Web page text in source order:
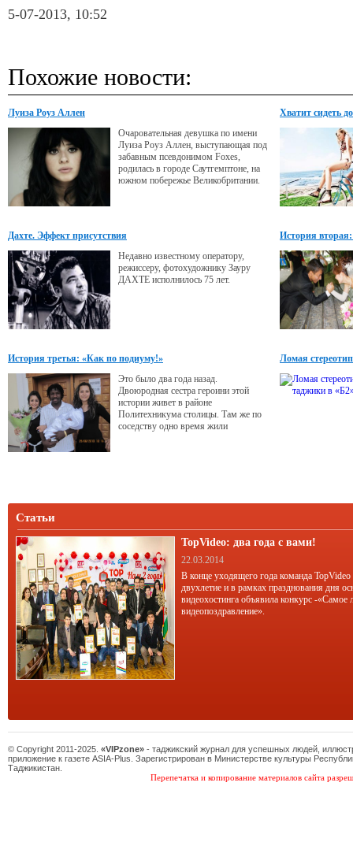
5-07-2013, 10:52
Похожие новости:
Луиза Роуз Аллен
Очаровательная девушка по имени
Луиза Роуз Аллен, выступающая под
забавным псевдонимом Foxes,
родилась в городе Саутгемптоне, на
южном побережье Великобритании.
Хватит сидеть
Дахте. Эффект присутствия
Недавно известному оператору,
режиссеру, фотохудожнику Зауру
ДАХТЕ исполнилось 75 лет.
История
История третья: «Как по подиуму!»
Это было два года назад.
Двоюродная сестра героини этой
истории живет в районе
Политехникума столицы. Там же по
соседству одно время жили
Ломая
Статьи
TopVideo: два года с вами!
22.03.2014
В конце уходящего года команда TopVideo
двухлетие и в рамках празднования дня
видеохостинга объявила конкурс -«Самое
видеопоздравление».
© Copyright 2011-2025. «VIPzone» - таджикский журнал для успешных людей,
приложение к газете ASIA-Plus. Зарегистрирован в Министерстве культуры
Таджикистан.
Перепечатка и копирование материалов сайта